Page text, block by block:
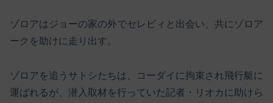
ゾロアはジョーの家の外でセレビィと出会い、共にゾロア
ークを助けに走り出す。
ゾロアを追うサトシたちは、コーダイに拘束され飛行艇に
運ばれるが、潜入取材を行っていた記者・リオカに助けら